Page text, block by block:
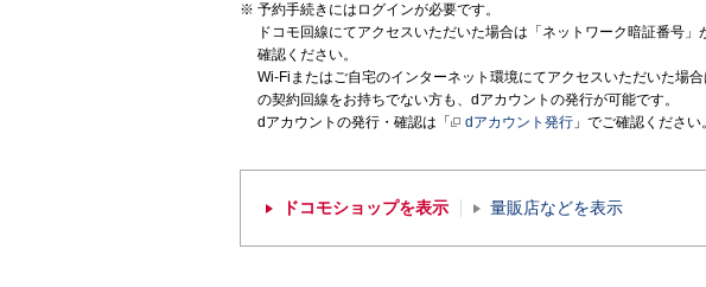
予約手続きにはログインが必要です。
ドコモ回線にてアクセスいただいた場合は「ネットワーク暗証番号
確認ください。
Wi-Fiまたはご自宅のインターネット環境にてアクセスいただいた場
の契約回線をお持ちでない方も、dアカウントの発行が可能です。
dアカウントの発行・確認は「
dアカウント発行 」でご確認ください
ドコモショップを表示 量販店などを表示